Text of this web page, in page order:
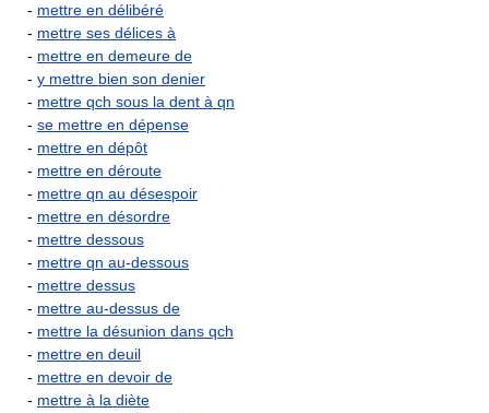
- mettre en délibéré
- mettre ses délices à
- mettre en demeure de
- y mettre bien son denier
- mettre qch sous la dent à qn
- se mettre en dépense
- mettre en dépôt
- mettre en déroute
- mettre qn au désespoir
- mettre en désordre
- mettre dessous
- mettre qn au-dessous
- mettre dessus
- mettre au-dessus de
- mettre la désunion dans qch
- mettre en deuil
- mettre en devoir de
- mettre à la diète